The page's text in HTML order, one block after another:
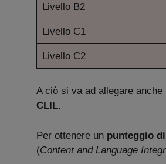
Livello B2
Livello C1
Livello C2
A ciò si va ad allegare
CLIL.
Per ottenere un punteggio
(Content and Language